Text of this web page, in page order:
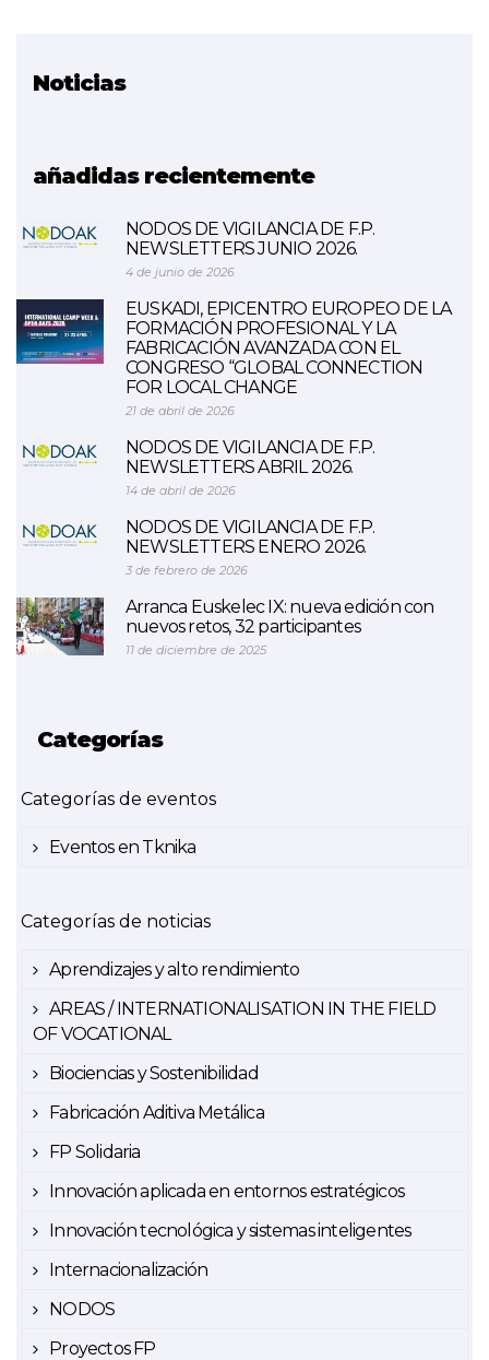
Noticias
añadidas recientemente
NODOS DE VIGILANCIA DE F.P.
NEWSLETTERS JUNIO 2026.
4 de junio de 2026
EUSKADI, EPICENTRO EUROPEO DE LA
FORMACIÓN PROFESIONAL Y LA
FABRICACIÓN AVANZADA CON EL
CONGRESO “GLOBAL CONNECTION
FOR LOCAL CHANGE
21 de abril de 2026
NODOS DE VIGILANCIA DE F.P.
NEWSLETTERS ABRIL 2026.
14 de abril de 2026
NODOS DE VIGILANCIA DE F.P.
NEWSLETTERS ENERO 2026.
3 de febrero de 2026
Arranca Euskelec IX: nueva edición con
nuevos retos, 32 participantes
11 de diciembre de 2025
Categorías
Categorías de eventos
Eventos en Tknika
Categorías de noticias
Aprendizajes y alto rendimiento
AREAS / INTERNATIONALISATION IN THE FIELD
OF VOCATIONAL
Biociencias y Sostenibilidad
Fabricación Aditiva Metálica
FP Solidaria
Innovación aplicada en entornos estratégicos
Innovación tecnológica y sistemas inteligentes
Internacionalización
NODOS
Proyectos FP